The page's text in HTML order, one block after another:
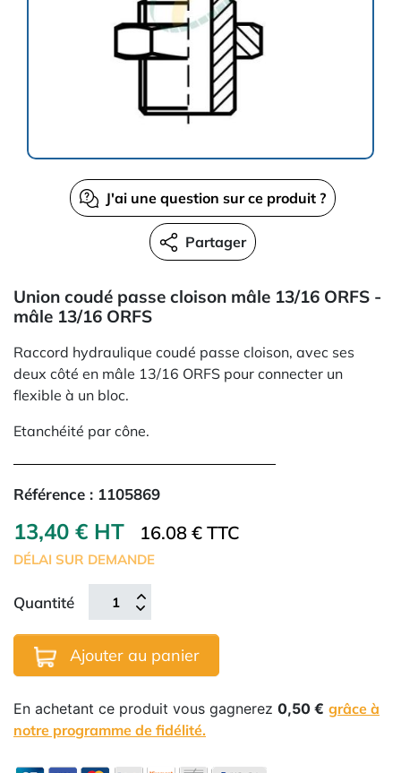
J'ai une question sur ce produit ?
Partager
Union coudé passe cloison mâle 13/16 ORFS -
mâle 13/16 ORFS
Raccord hydraulique coudé passe cloison, avec ses
deux côté en mâle 13/16 ORFS pour connecter un
flexible à un bloc.
Etanchéité par cône.
Référence : 1105869
13,40 € HT 16.08 € TTC
DÉLAI SUR DEMANDE
Quantité
Ajouter au panier
En achetant ce produit vous gagnerez 0,50 € grâce à
notre programme de fidélité.